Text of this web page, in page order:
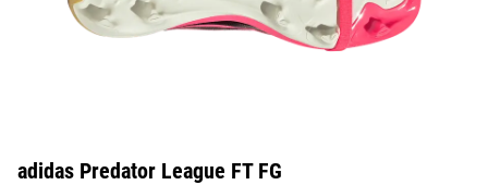
adidas Predator League FT FG